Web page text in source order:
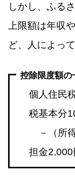
しかし、ふる
上限額は年収
ど、人によっ
控除限度額の
個人住民
税基本分
－（所
担金2,000